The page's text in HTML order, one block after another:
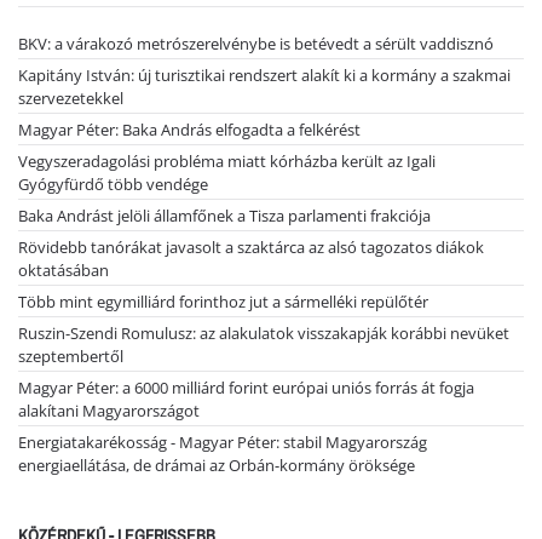
BKV: a várakozó metrószerelvénybe is betévedt a sérült vaddisznó
Kapitány István: új turisztikai rendszert alakít ki a kormány a szakmai
szervezetekkel
Magyar Péter: Baka András elfogadta a felkérést
Vegyszeradagolási probléma miatt kórházba került az Igali
Gyógyfürdő több vendége
Baka Andrást jelöli államfőnek a Tisza parlamenti frakciója
Rövidebb tanórákat javasolt a szaktárca az alsó tagozatos diákok
oktatásában
Több mint egymilliárd forinthoz jut a sármelléki repülőtér
Ruszin-Szendi Romulusz: az alakulatok visszakapják korábbi nevüket
szeptembertől
Magyar Péter: a 6000 milliárd forint európai uniós forrás át fogja
alakítani Magyarországot
Energiatakarékosság - Magyar Péter: stabil Magyarország
energiaellátása, de drámai az Orbán-kormány öröksége